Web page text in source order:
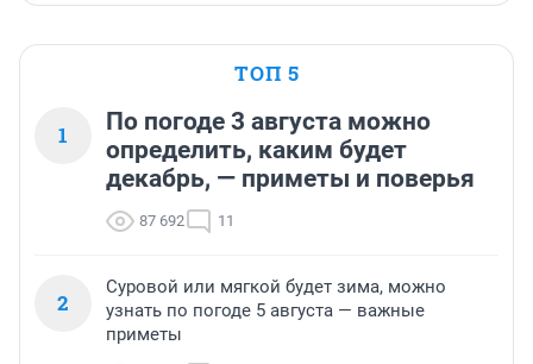
ТОП 5
1
По погоде 3 августа можно
определить, каким будет
декабрь, — приметы и поверья
87 692 11
2
Суровой или мягкой будет зима, можно
узнать по погоде 5 августа — важные
приметы